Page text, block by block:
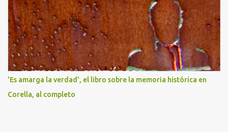
'Es amarga la verdad', el libro sobre la memoria histórica en
Corella, al completo